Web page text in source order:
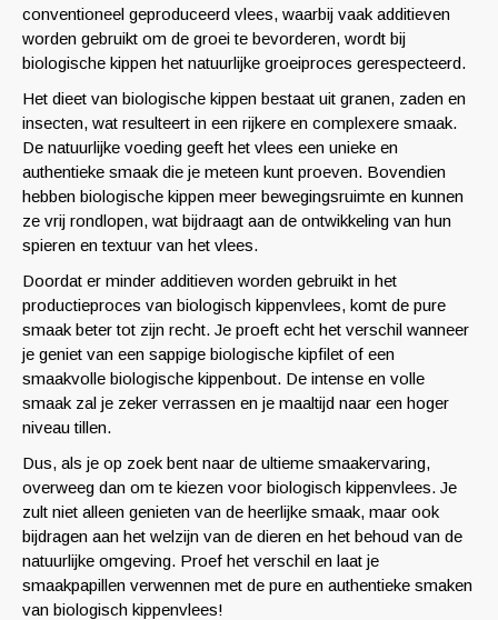
conventioneel geproduceerd vlees, waarbij vaak additieven
worden gebruikt om de groei te bevorderen, wordt bij
biologische kippen het natuurlijke groeiproces gerespecteerd.
Het dieet van biologische kippen bestaat uit granen, zaden en
insecten, wat resulteert in een rijkere en complexere smaak.
De natuurlijke voeding geeft het vlees een unieke en
authentieke smaak die je meteen kunt proeven. Bovendien
hebben biologische kippen meer bewegingsruimte en kunnen
ze vrij rondlopen, wat bijdraagt aan de ontwikkeling van hun
spieren en textuur van het vlees.
Doordat er minder additieven worden gebruikt in het
productieproces van biologisch kippenvlees, komt de pure
smaak beter tot zijn recht. Je proeft echt het verschil wanneer
je geniet van een sappige biologische kipfilet of een
smaakvolle biologische kippenbout. De intense en volle
smaak zal je zeker verrassen en je maaltijd naar een hoger
niveau tillen.
Dus, als je op zoek bent naar de ultieme smaakervaring,
overweeg dan om te kiezen voor biologisch kippenvlees. Je
zult niet alleen genieten van de heerlijke smaak, maar ook
bijdragen aan het welzijn van de dieren en het behoud van de
natuurlijke omgeving. Proef het verschil en laat je
smaakpapillen verwennen met de pure en authentieke smaken
van biologisch kippenvlees!